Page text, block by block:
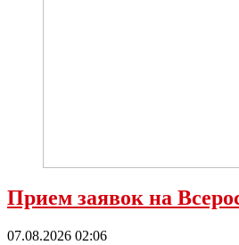
Прием заявок на
07.08.2026 02:06